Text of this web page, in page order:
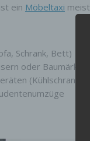
ein Möbeltaxi
Schrank, Bett)
oder
(Kühlschrank,